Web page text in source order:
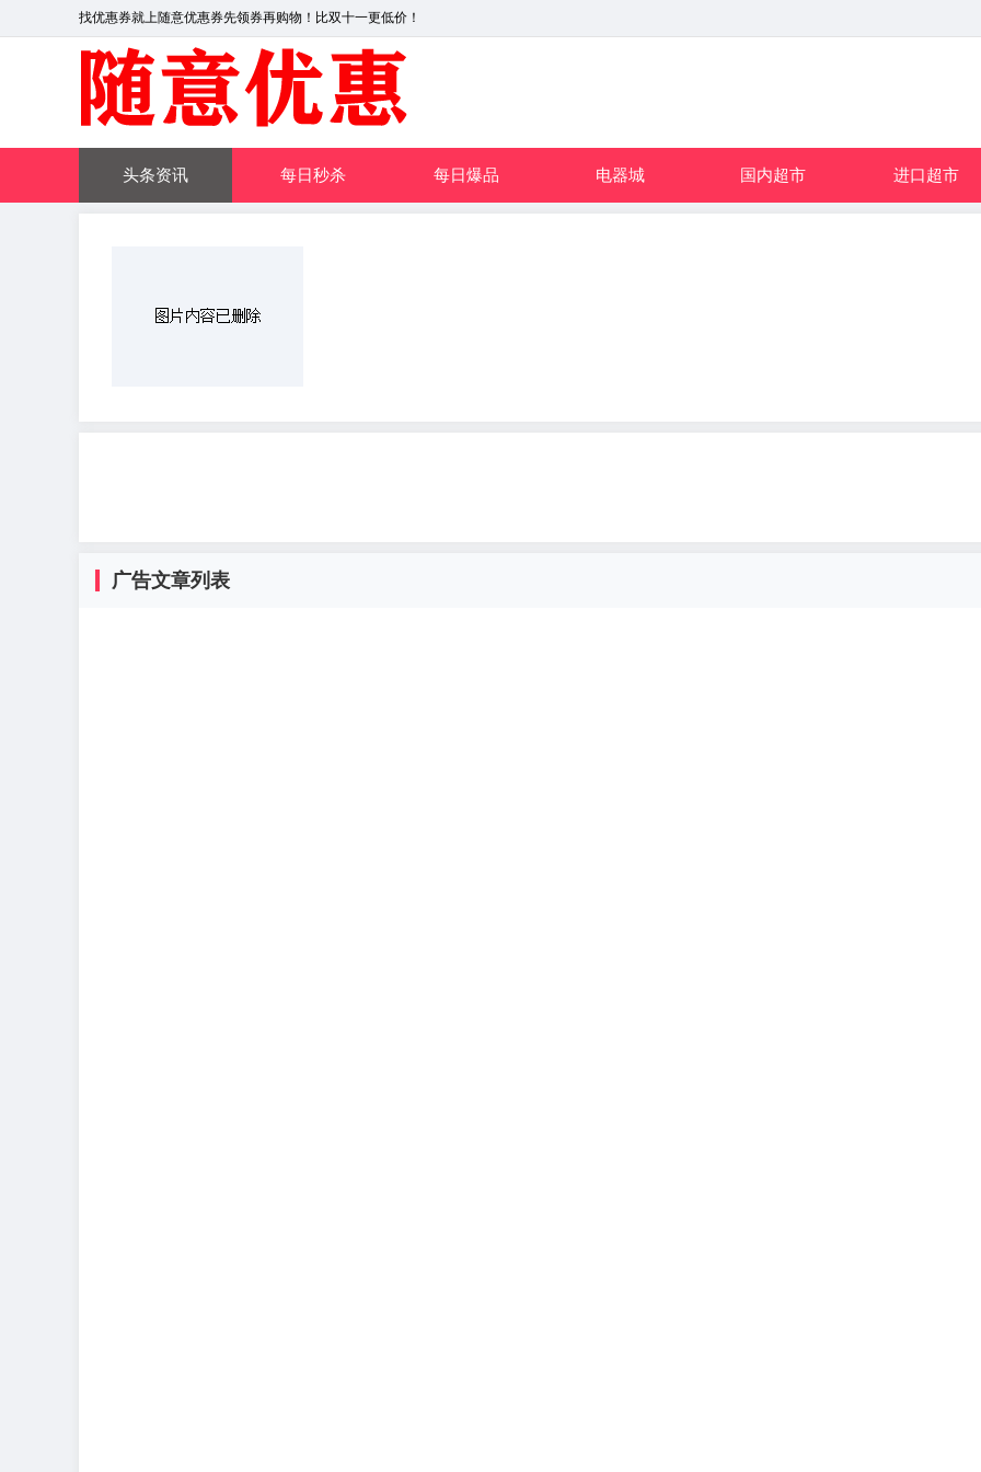
找优惠券就上随意优惠券先领券再购物！比双十一更低价！
头条资讯 每日秒杀 每日爆品 电器城 国内超市 进口超市
广告文章列表